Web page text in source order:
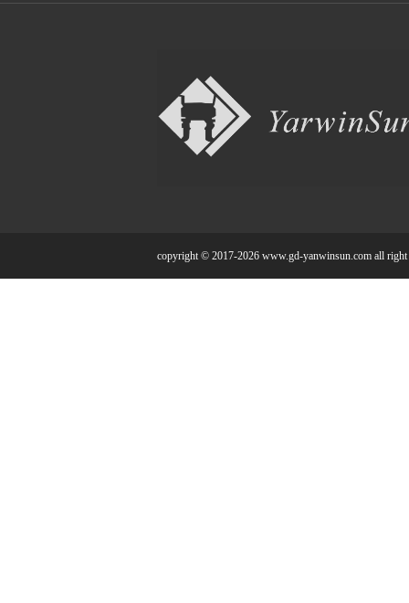
copyright © 2017-2026 www.gd-yanwinsun.com all